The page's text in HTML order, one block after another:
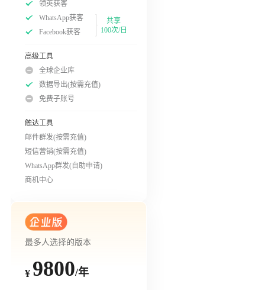
领英获客
WhatsApp获客
Facebook获客
共享
100次/日
高级工具
全球企业库
数据导出(按需充值)
免费子账号
触达工具
邮件群发(按需充值)
短信营销(按需充值)
WhatsApp群发(自助申请)
商机中心
最多人选择的版本
¥ 9800/年